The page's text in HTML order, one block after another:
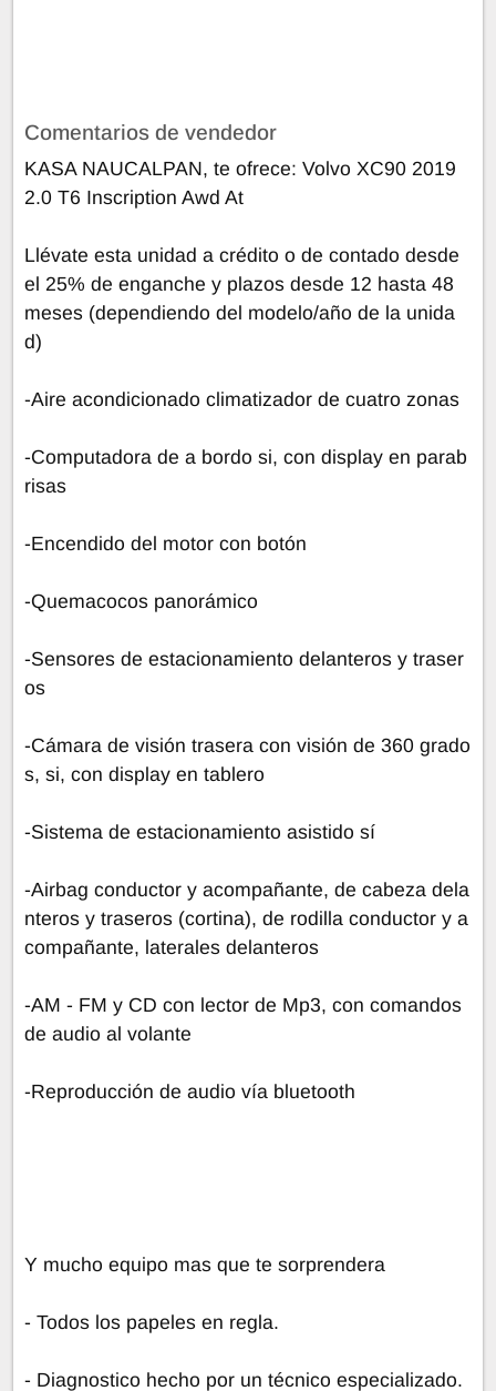
Comentarios de vendedor
KASA NAUCALPAN, te ofrece: Volvo XC90 2019
2.0 T6 Inscription Awd At
Llévate esta unidad a crédito o de contado desde
el 25% de enganche y plazos desde 12 hasta 48
meses (dependiendo del modelo/año de la unida
d)
-Aire acondicionado climatizador de cuatro zonas
-Computadora de a bordo si, con display en parab
risas
-Encendido del motor con botón
-Quemacocos panorámico
-Sensores de estacionamiento delanteros y traser
os
-Cámara de visión trasera con visión de 360 grado
s, si, con display en tablero
-Sistema de estacionamiento asistido sí
-Airbag conductor y acompañante, de cabeza dela
nteros y traseros (cortina), de rodilla conductor y a
compañante, laterales delanteros
-AM - FM y CD con lector de Mp3, con comandos
de audio al volante
-Reproducción de audio vía bluetooth
Y mucho equipo mas que te sorprendera
- Todos los papeles en regla.
- Diagnostico hecho por un técnico especializado.